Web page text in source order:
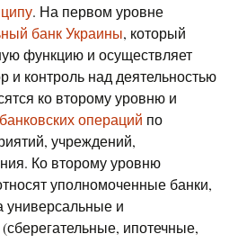
. На первом уровне
банк Украины, который
функцию и осуществляет
и контроль над деятельностью
ко второму уровню и
банковских операций по
учреждений,
Ко второму уровню
уполномоченные банки,
универсальные и
ипотечные,